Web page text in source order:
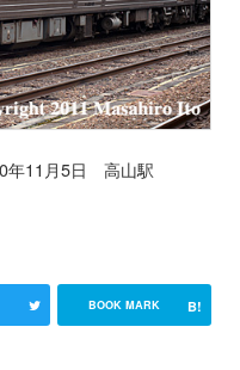
年11月5日 高山駅
BOOK MARK B!